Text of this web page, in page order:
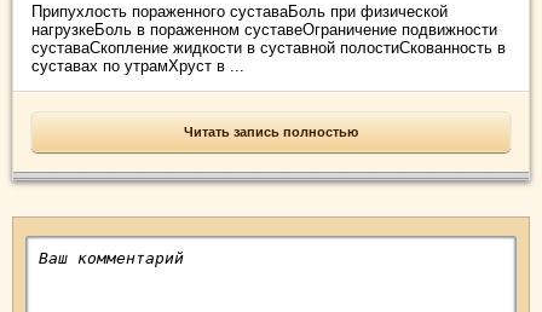
Припухлость пораженного суставаБоль при физической
нагрузкеБоль в пораженном суставеОграничение подвижности
суставаСкопление жидкости в суставной полостиСкованность в
суставах по утрамХруст в ...
Читать запись полностью